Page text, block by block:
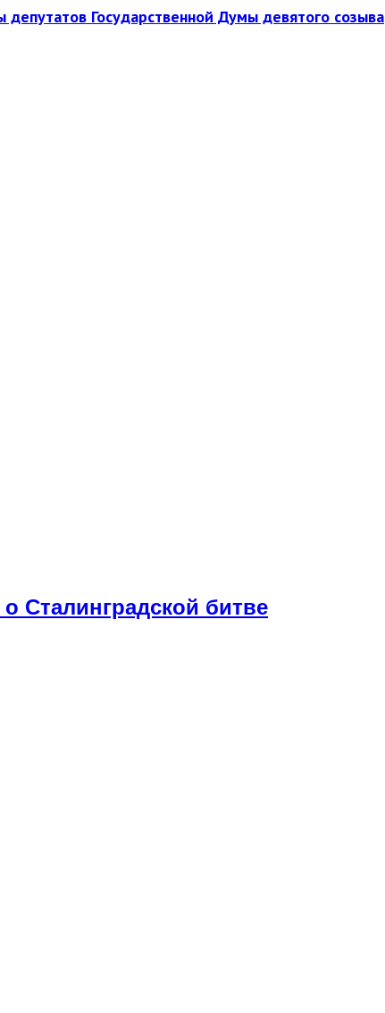
Государственной Думы девятого созыва
Сталинградской битве